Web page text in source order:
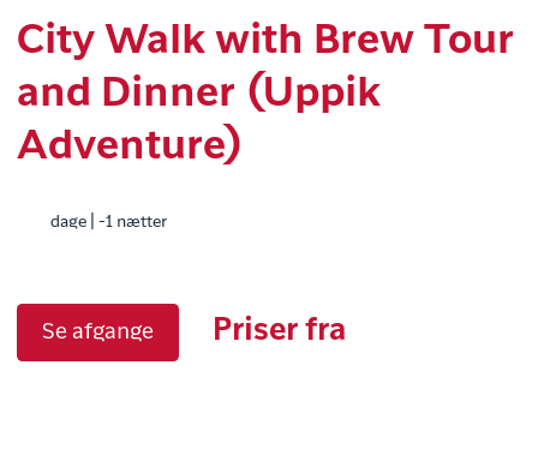
City Walk with Brew Tour
and Dinner (Uppik
Adventure)
dage | -1 nætter
Se afgange Priser fra